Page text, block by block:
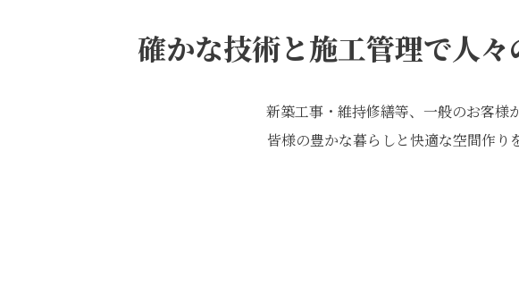
確かな技術と施工管理で人
新築工事・維持修繕等、一般のお客様
皆様の豊かな暮らしと快適な空間作り